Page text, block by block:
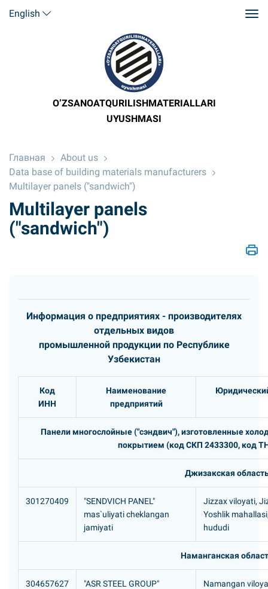
English
O’ZSANOATQURILISHMATERIALLARI
UYUSHMASI
Главная
About us
Data base of building materials manufacturers
Multilayer panels ("sandwich")
Multilayer panels
("sandwich")
Информация о предприятиях - производителях
отдельных видов
промышленной продукции по Республике
Узбекистан
Код
ИНН
Наименование
предприятий
Панели многослойные ("сэндвич"), изготовленные
покрытием (код СКП 2433300, код
Джизакская
301270409
"SENDVICH PANEL"
mas`uliyati cheklangan
jamiyati
Jizzax viloyati,
Yoshlik
hududi
Наманганская
304657627
"ASR STEEL GROUP"
Namangan